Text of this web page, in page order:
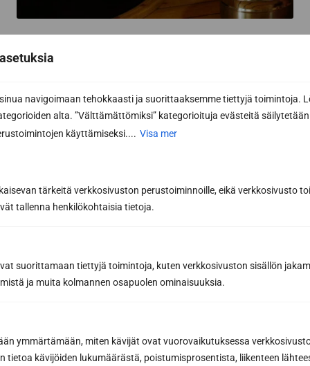
navigoimaan tehokkaasti ja suorittaaksemme tiettyjä toimintoja.
alta. ”Välttämättömiksi” kategorioituja evästeitä säilytetään
käyttämiseksi.... Visa mer
tärkeitä verkkosivuston perustoiminnoille, eikä verkkosivusto
tallenna henkilökohtaisia tietoja.
suorittamaan tiettyjä toimintoja, kuten verkkosivuston sisällön
ja muita kolmannen osapuolen ominaisuuksia.
ymmärtämään, miten kävijät ovat vuorovaikutuksessa
tietoa kävijöiden lukumäärästä, poistumisprosentista, liikenteen
Få de bästa tipsen och knepen för en lyckad
basturenovering från ett proffs på
bästa bastuköpen
Prenumerera på nyhetsbrevet
Genom att prenumerera godkänner du Sun Sauna Oy:s
integritetspolicy .
Du kan när som helst säga upp din prenumeration och du kommer